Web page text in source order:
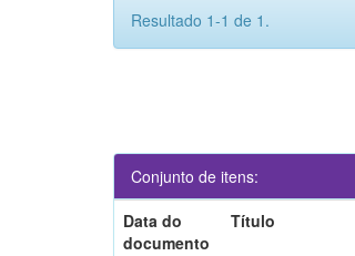
Resultado 1-1 de 1.
Conjunto de itens:
Data do
documento
Título